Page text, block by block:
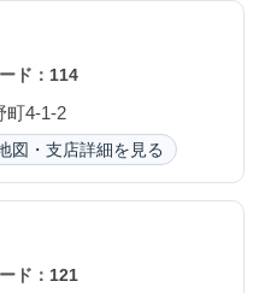
ド： 114
町4-1-2
図・支店詳細を見る
ド： 121